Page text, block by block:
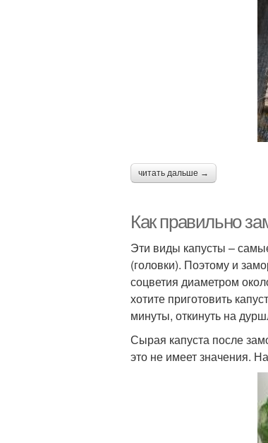
читать дальше →
Как правильно
Эти виды капусты –
(головки). Поэтому и
соцветия диаметром
хотите приготовить
минуты, откинуть на
Сырая капуста после
это не имеет значения.